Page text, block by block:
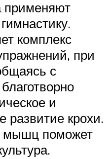
комплекс
при
с
и
развитие крохи.
мышц поможет